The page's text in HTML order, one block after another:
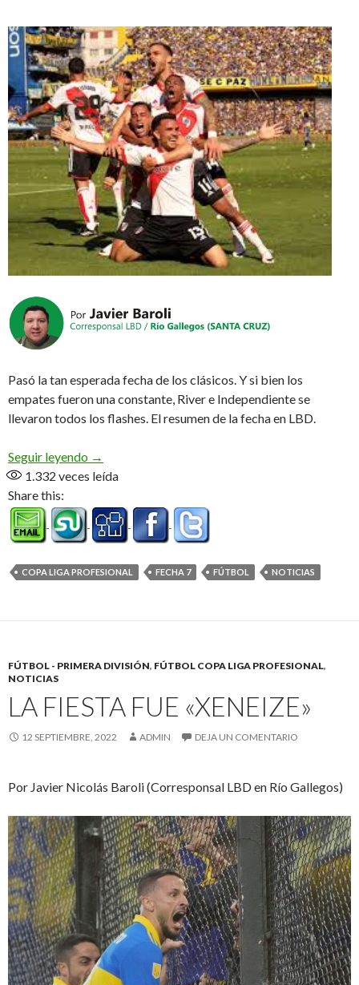
Pasó la tan esperada fecha de los clásicos. Y si bien los
empates fueron una constante, River e Independiente se
llevaron todos los flashes. El resumen de la fecha en LBD.
Seguir leyendo River e Independiente, los grandes ganadores
→
1.332 veces leída
Share this:
COPA LIGA PROFESIONAL FECHA 7 FÚTBOL NOTICIAS
FÚTBOL - PRIMERA DIVISIÓN, FÚTBOL COPA LIGA PROFESIONAL,
NOTICIAS
LA FIESTA FUE «XENEIZE»
12 SEPTIEMBRE, 2022 ADMIN DEJA UN COMENTARIO
Por Javier Nicolás Baroli (Corresponsal LBD en Río Gallegos)